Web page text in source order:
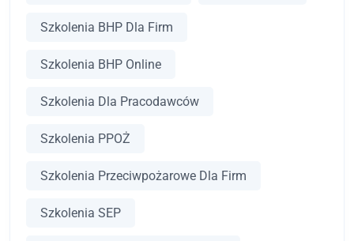
Szkolenia BHP Dla Firm
Szkolenia BHP Online
Szkolenia Dla Pracodawców
Szkolenia PPOŻ
Szkolenia Przeciwpożarowe Dla Firm
Szkolenia SEP